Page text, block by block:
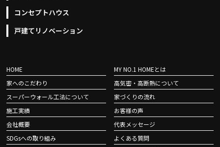
コンセプトハウス
戸建てリノベーション
HOME
MY NO.1 HOMEとは
家へのこだわり
高気密・高断熱について
スーパーウォール工法について
家づくりの流れ
施工実績
お客様の声
会社概要
代表メッセージ
SDGsへの取り組み
よくある質問